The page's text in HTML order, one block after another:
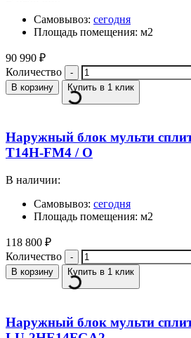
Самовывоз: сегодня
Площадь помещения: м2
90 990 ₽
Количество
В корзину Купить в 1 клик
Наружный блок мульти
T14H-FM4 / O
В наличии:
Самовывоз: сегодня
Площадь помещения: м2
118 800 ₽
Количество
В корзину Купить в 1 клик
Наружный блок мульти